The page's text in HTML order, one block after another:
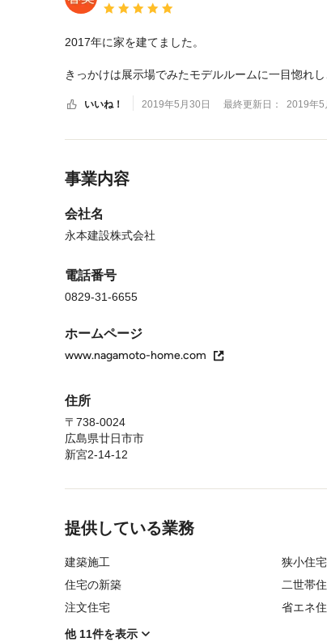
平均評価：5つ星中 星5
2017年に家を建てました。
きっかけは展示場でみたモデルルームに一目惚れ
い、作り付けの家具の大きさは、実際の現場に足
年々落ち着いてきて、今でもほんのり木の匂いが
当初予定になかったストーブも導入し、外断熱に
達は正直、金銭面、身体面で大変ですが、旦那は
自分たちの生活に家を合わせて作っていただいた
由に仲良く遊んでいますが、今度は仕切りを作っ
も成長していくのが楽しみでもあります。これか
ます。
いいね！ 2019年5月30日 最終更新日： 2019年5
事業内容
会社名
永本建設株式会社
電話番号
0829-31-6655
ホームページ
www.nagamoto-home.com
住所
〒738-0024
広島県廿日市市
新宮2-14-12
提供している業務
建築施工
住宅の新築
注文住宅
狭小住
二世帯
省エネ
他 11件を表示